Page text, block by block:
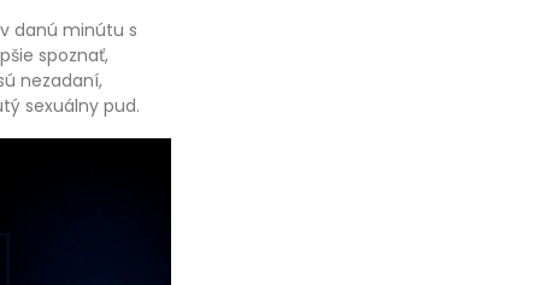
danú minútu s
spoznať,
nezadaní,
sexuálny pud.